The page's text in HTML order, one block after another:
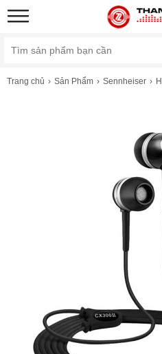
Trang chủ Sản Phẩm Sennheiser